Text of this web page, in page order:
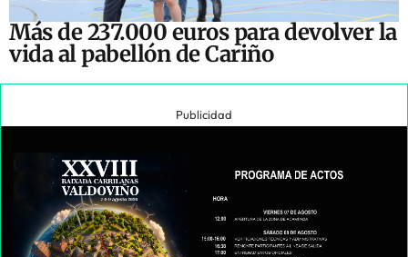
Más de 237.000 euros para devolver la
vida al pabellón de Cariño
Publicidad